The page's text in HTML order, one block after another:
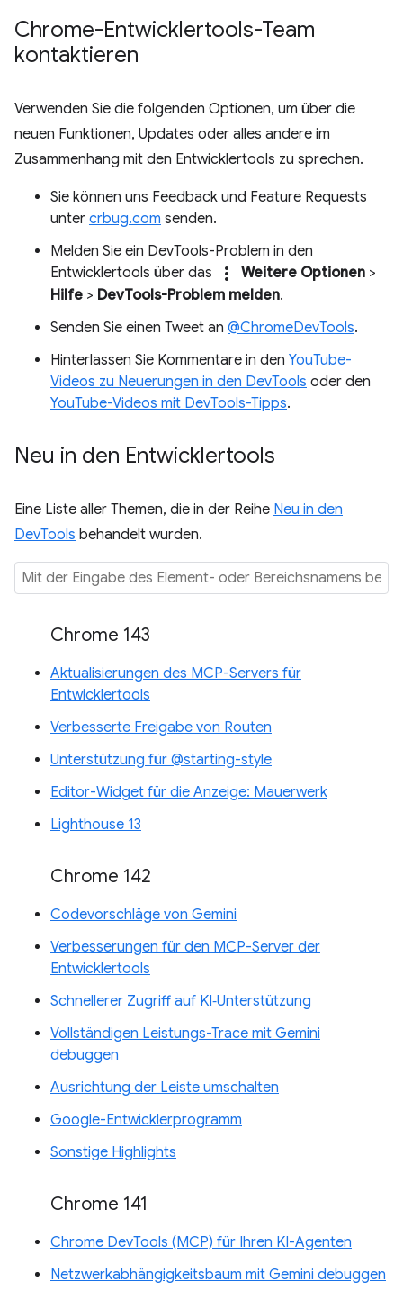
Chrome-Entwicklertools-Team
kontaktieren
Verwenden Sie die folgenden Optionen, um über die
neuen Funktionen, Updates oder alles andere im
Zusammenhang mit den Entwicklertools zu sprechen.
Sie können uns Feedback und Feature Requests
unter crbug.com senden.
Melden Sie ein DevTools-Problem in den
Entwicklertools über das
more_vert Weitere Optionen >
Hilfe > DevTools-Problem melden.
Senden Sie einen Tweet an @ChromeDevTools.
Hinterlassen Sie Kommentare in den YouTube-
Videos zu Neuerungen in den DevTools oder den
YouTube-Videos mit DevTools-Tipps.
Neu in den Entwicklertools
Eine Liste aller Themen, die in der Reihe Neu in den
DevTools behandelt wurden.
Chrome 143
Aktualisierungen des MCP-Servers für
Entwicklertools
Verbesserte Freigabe von Routen
Unterstützung für @starting-style
Editor-Widget für die Anzeige: Mauerwerk
Lighthouse 13
Chrome 142
Codevorschläge von Gemini
Verbesserungen für den MCP-Server der
Entwicklertools
Schnellerer Zugriff auf KI‑Unterstützung
Vollständigen Leistungs-Trace mit Gemini
debuggen
Ausrichtung der Leiste umschalten
Google-Entwicklerprogramm
Sonstige Highlights
Chrome 141
Chrome DevTools (MCP) für Ihren KI-Agenten
Netzwerkabhängigkeitsbaum mit Gemini debuggen